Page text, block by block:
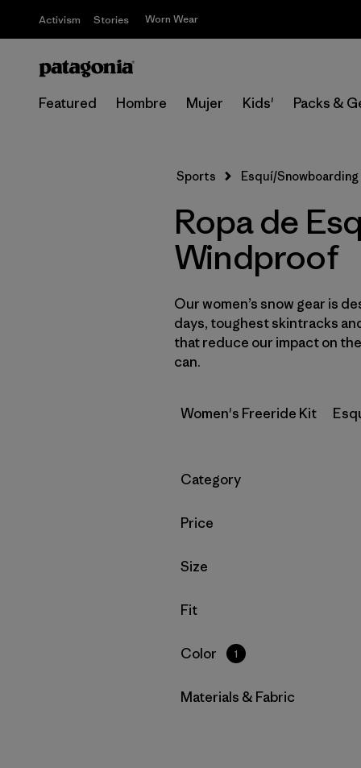
Activism Stories Worn Wear
Featured Hombre Mujer Kids' Packs &
Sports Esquí/Snowboarding
Ropa de
Windproof
Our women’s snow gear is
days, toughest skintracks
that reduce our impact on
can.
Women's Freeride Kit
Filtrar por
Category
Filtrar por
Price
Filtrar por
Size
Filtrar por
Fit
Filtrar por
Color 1
Filtrar por
Materials & Fabric